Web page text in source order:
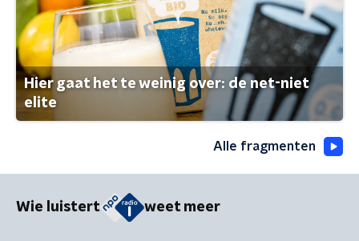
Hier gaat het te weinig over: de net-niet
elite
Alle fragmenten
Wie luistert weet meer